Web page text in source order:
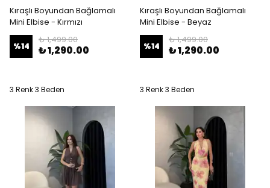
Kıraşlı Boyundan Bağlamalı
Mini Elbise - Kırmızı
%14
₺ 1,499.00
₺ 1,290.00
3 Renk 3 Beden
Kıraşlı Boyundan Bağlamalı
Mini Elbise - Beyaz
%14
₺ 1,499.00
₺ 1,290.00
3 Renk 3 Beden